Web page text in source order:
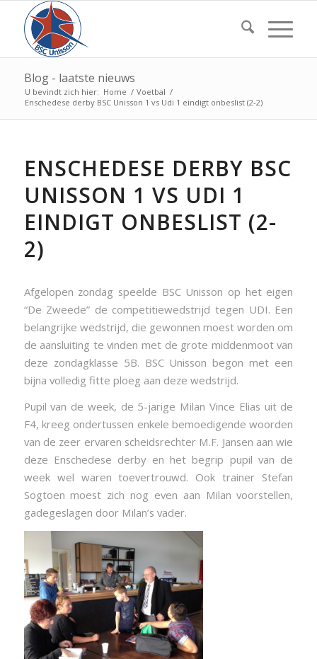
Blog - laatste nieuws
U bevindt zich hier: Home / Voetbal /
Enschedese derby BSC Unisson 1 vs Udi 1 eindigt onbeslist (2-2)
ENSCHEDESE DERBY BSC
UNISSON 1 VS UDI 1
EINDIGT ONBESLIST (2-
2)
Afgelopen zondag speelde BSC Unisson op het eigen
“De Zweede” de competitiewedstrijd tegen UDI. Een
belangrijke wedstrijd, die gewonnen moest worden om
de aansluiting te vinden met de grote middenmoot van
deze zondagklasse 5B. BSC Unisson begon met een
bijna volledig fitte ploeg aan deze wedstrijd.
Pupil van de week, de 5-jarige Milan Vince Elias uit de
F4, kreeg ondertussen enkele bemoedigende woorden
van de zeer ervaren scheidsrechter M.F. Jansen aan wie
deze Enschedese derby en het begrip pupil van de
week wel waren toevertrouwd. Ook trainer Stefan
Sogtoen moest zich nog even aan Milan voorstellen,
gadegeslagen door Milan’s vader.